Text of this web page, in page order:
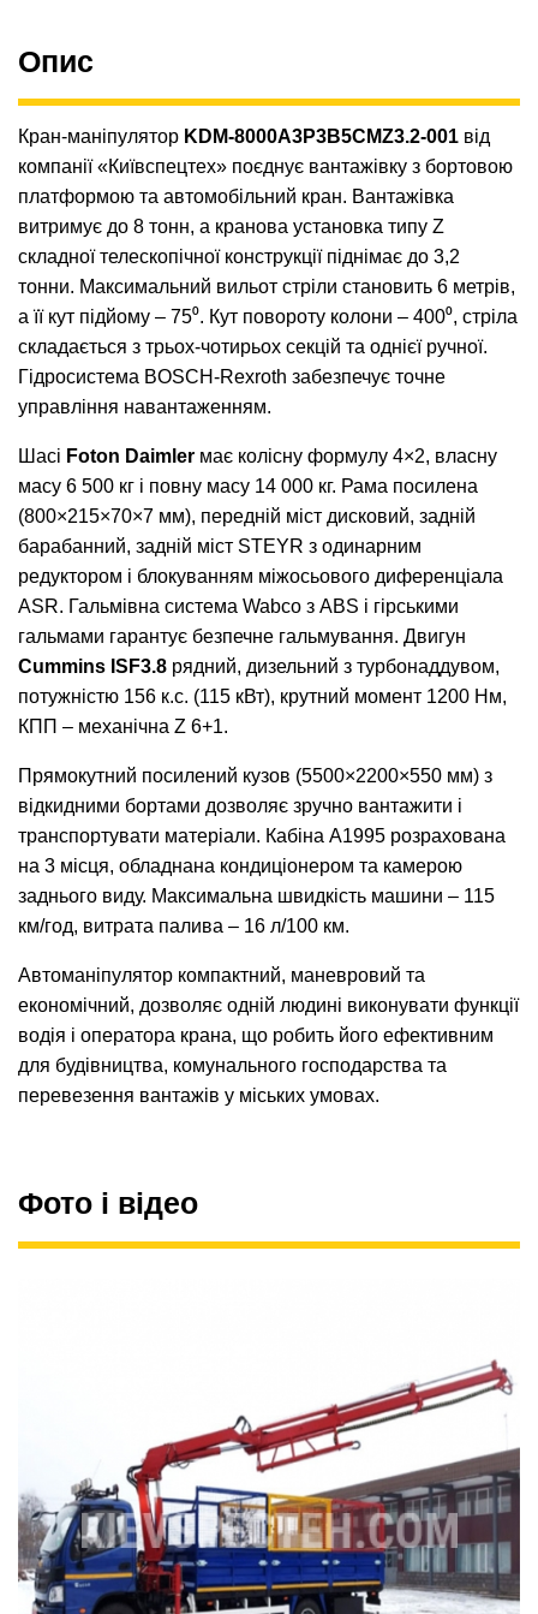
Опис
Кран-маніпулятор KDM-8000А3P3B5CMZ3.2-001 від
компанії «Київспецтех» поєднує вантажівку з бортовою
платформою та автомобільний кран. Вантажівка
витримує до 8 тонн, а кранова установка типу Z
складної телескопічної конструкції піднімає до 3,2
тонни. Максимальний вильот стріли становить 6 метрів,
а її кут підйому – 75⁰. Кут повороту колони – 400⁰, стріла
складається з трьох-чотирьох секцій та однієї ручної.
Гідросистема BOSCH-Rexroth забезпечує точне
управління навантаженням.
Шасі Foton Daimler має колісну формулу 4×2, власну
масу 6 500 кг і повну масу 14 000 кг. Рама посилена
(800×215×70×7 мм), передній міст дисковий, задній
барабанний, задній міст STEYR з одинарним
редуктором і блокуванням міжосьового диференціала
ASR. Гальмівна система Wabco з ABS і гірськими
гальмами гарантує безпечне гальмування. Двигун
Cummins ISF3.8 рядний, дизельний з турбонаддувом,
потужністю 156 к.с. (115 кВт), крутний момент 1200 Нм,
КПП – механічна Z 6+1.
Прямокутний посилений кузов (5500×2200×550 мм) з
відкидними бортами дозволяє зручно вантажити і
транспортувати матеріали. Кабіна А1995 розрахована
на 3 місця, обладнана кондиціонером та камерою
заднього виду. Максимальна швидкість машини – 115
км/год, витрата палива – 16 л/100 км.
Автоманіпулятор компактний, маневровий та
економічний, дозволяє одній людині виконувати функції
водія і оператора крана, що робить його ефективним
для будівництва, комунального господарства та
перевезення вантажів у міських умовах.
Фото і відео